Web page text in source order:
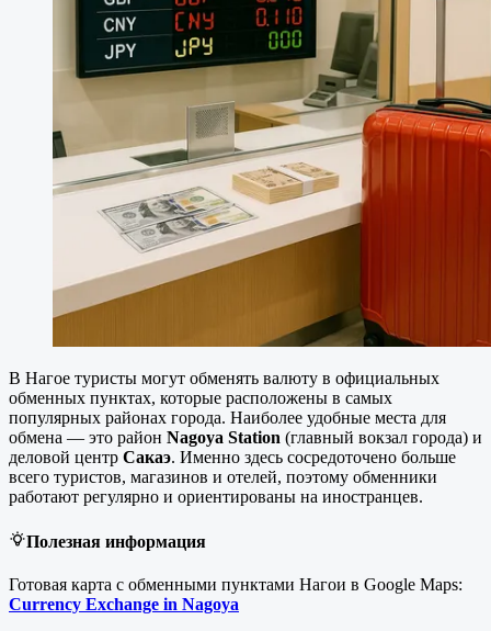
В Нагое туристы могут обменять валюту в официальных
обменных пунктах, которые расположены в самых
популярных районах города. Наиболее удобные места для
обмена — это район Nagoya Station (главный вокзал города) и
деловой центр Сакаэ. Именно здесь сосредоточено больше
всего туристов, магазинов и отелей, поэтому обменники
работают регулярно и ориентированы на иностранцев.
Полезная информация
Готовая карта с обменными пунктами Нагои в Google Maps:
Currency Exchange in Nagoya